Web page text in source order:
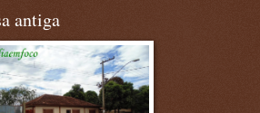
antiga